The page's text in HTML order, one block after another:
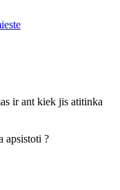
ir ant kiek jis atitinka
apsistoti ?